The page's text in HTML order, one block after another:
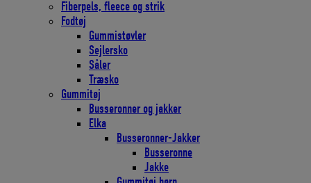
Fiberpels, fleece og strik
Fodtøj
Gummistøvler
Sejlersko
Såler
Træsko
Gummitøj
Busseronner og jakker
Elka
Busseronner-Jakker
Busseronne
Jakke